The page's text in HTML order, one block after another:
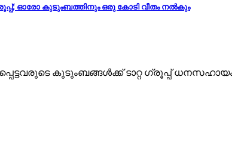
ഓരോ കുടുംബത്തിനും ഒരു കോടി വീതം നൽകും
കുടുംബങ്ങൾക്ക് ടാറ്റ ഗ്രൂപ്പ്